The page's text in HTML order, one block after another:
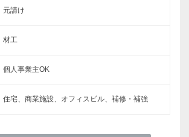
元請け
材工
個人事業主OK
住宅、商業施設、オフィスビル、補修・補強